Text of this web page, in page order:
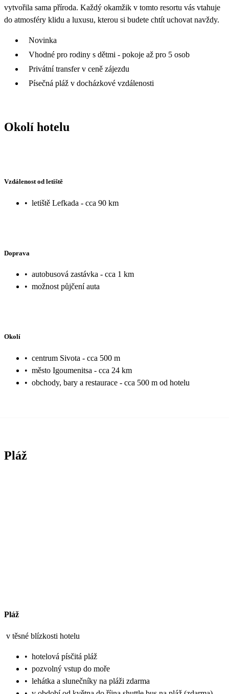
vytvořila sama příroda. Každý okamžik v tomto resortu vás vtahuje
do atmosféry klidu a luxusu, kterou si budete chtít uchovat navždy.
Novinka
Vhodné pro rodiny s dětmi - pokoje až pro 5 osob
Privátní transfer v ceně zájezdu
Písečná pláž v docházkové vzdálenosti
Okolí hotelu
Vzdálenost od letiště
• letiště Lefkada - cca 90 km
Doprava
• autobusová zastávka - cca 1 km
• možnost půjčení auta
Okolí
• centrum Sivota - cca 500 m
• město Igoumenitsa - cca 24 km
• obchody, bary a restaurace - cca 500 m od hotelu
Pláž
Pláž
v těsné blízkosti hotelu
• hotelová písčitá pláž
• pozvolný vstup do moře
• lehátka a slunečníky na pláži zdarma